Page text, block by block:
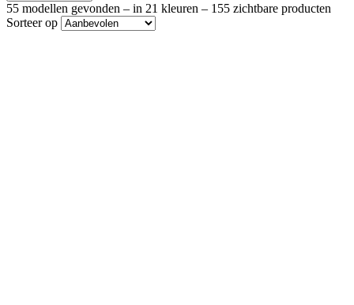
55 modellen gevonden – in 21 kleuren – 155 zichtbare producten
Sorteer op